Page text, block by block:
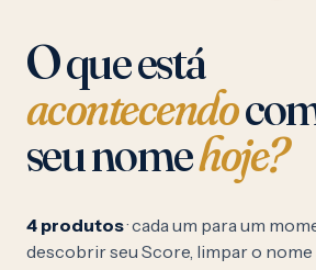
O que está
acontecendo
seu nomehoje?
4 produtos· cada um para um
descobrir seu Score, limpar o